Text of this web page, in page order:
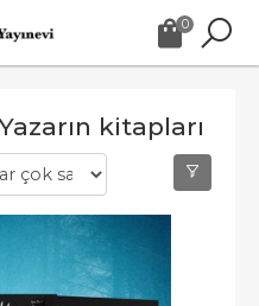
0
kitapları